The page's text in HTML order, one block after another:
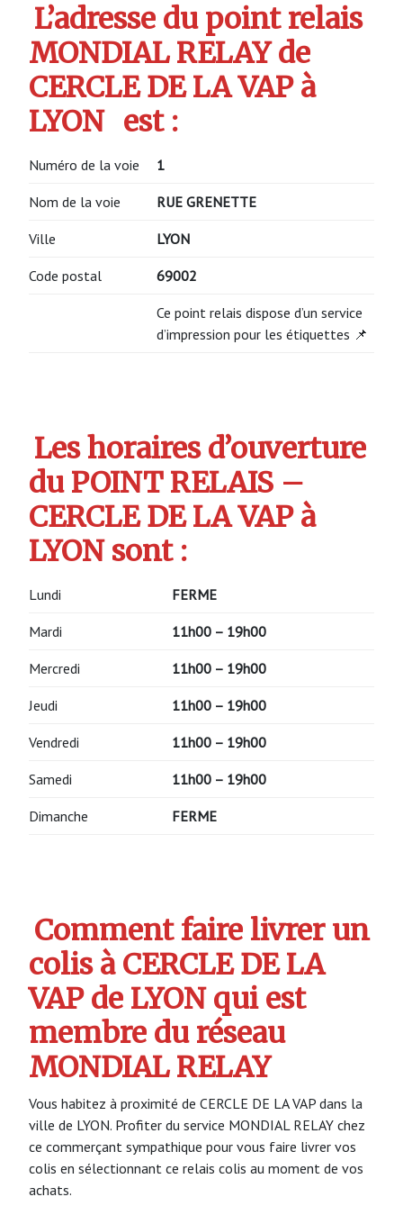
L’adresse du point relais
MONDIAL RELAY de
CERCLE DE LA VAP à
LYON est :
Numéro de la voie 1
Nom de la voie RUE GRENETTE
Ville LYON
Code postal 69002
Ce point relais dispose d’un service
d’impression pour les étiquettes 📌
Les horaires d’ouverture
du POINT RELAIS –
CERCLE DE LA VAP à
LYON sont :
Lundi FERME
Mardi 11h00 – 19h00
Mercredi 11h00 – 19h00
Jeudi 11h00 – 19h00
Vendredi 11h00 – 19h00
Samedi 11h00 – 19h00
Dimanche FERME
Comment faire livrer un
colis à CERCLE DE LA
VAP de LYON qui est
membre du réseau
MONDIAL RELAY
Vous habitez à proximité de CERCLE DE LA VAP dans la
ville de LYON. Profiter du service MONDIAL RELAY chez
ce commerçant sympathique pour vous faire livrer vos
colis en sélectionnant ce relais colis au moment de vos
achats.